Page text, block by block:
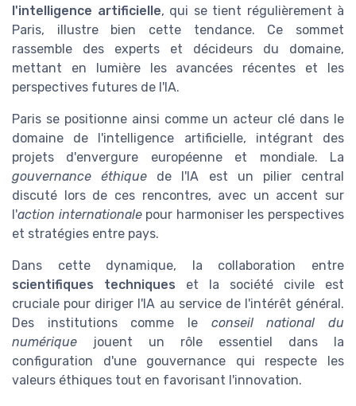
l'intelligence artificielle, qui se tient régulièrement à
Paris, illustre bien cette tendance. Ce sommet
rassemble des experts et décideurs du domaine,
mettant en lumière les avancées récentes et les
perspectives futures de l'IA.
Paris se positionne ainsi comme un acteur clé dans le
domaine de l'intelligence artificielle, intégrant des
projets d'envergure européenne et mondiale. La
gouvernance éthique de l'IA est un pilier central
discuté lors de ces rencontres, avec un accent sur
l'action internationalepour harmoniser les perspectives
et stratégies entre pays.
Dans cette dynamique, la collaboration entre
scientifiques techniques et la société civile est
cruciale pour diriger l'IA au service de l'intérêt général.
Des institutions comme le conseil national du
numérique jouent un rôle essentiel dans la
configuration d'une gouvernance qui respecte les
valeurs éthiques tout en favorisant l'innovation.